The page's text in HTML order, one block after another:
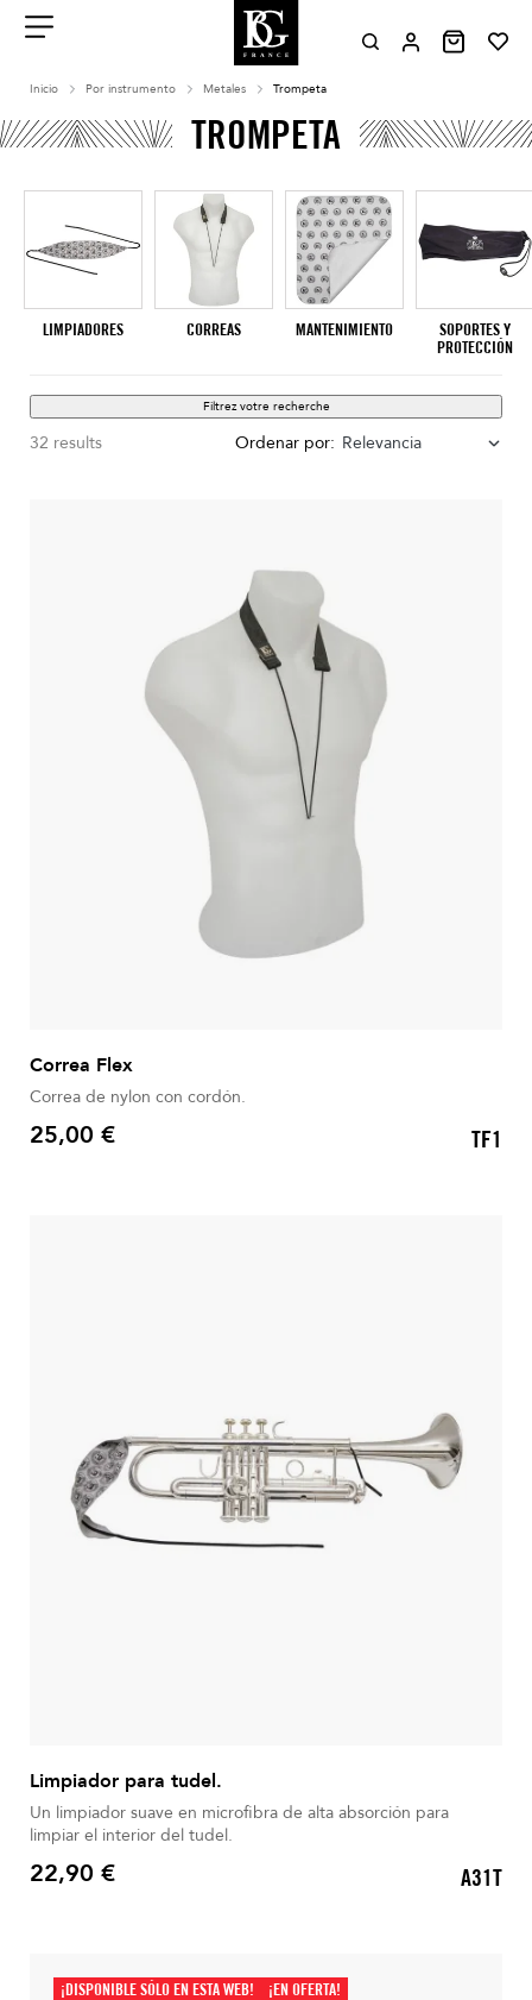
contenu
Inicio Por instrumento Metales Trompeta
TROMPETA
LIMPIADORES CORREAS MANTENIMIENTO
SOPORTES Y
PROTECCIÓN
Filtrez votre recherche
32 results Ordenar por: Relevancia
Correa Flex
Correa de nylon con cordón.
Precio
25,00 € TF1
Limpiador para tudel.
Un limpiador suave en microfibra de alta absorción para
limpiar el interior del tudel.
Precio
22,90 € A31T
¡DISPONIBLE SÓLO EN ESTA WEB! ¡EN OFERTA!